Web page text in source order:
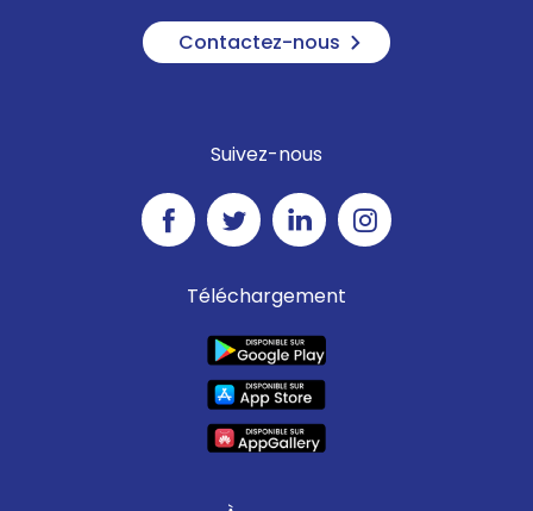
Contactez-nous
Suivez-nous
Téléchargement